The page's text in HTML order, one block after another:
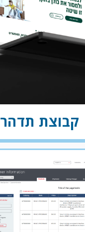
קבוצת תדהר